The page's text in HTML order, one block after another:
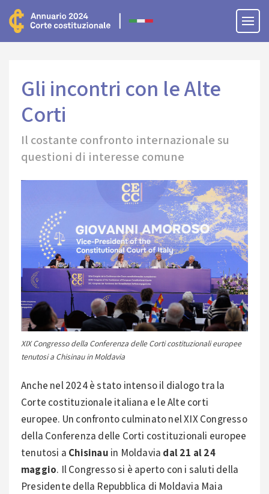
Gli incontri con le Alte
Corti
Il costante confronto internazionale su
questioni di interesse comune
XIX Congresso della Conferenza delle Corti costituzionali europee
tenutosi a Chisinau in Moldavia
Anche nel 2024 è stato intenso il dialogo tra la
Corte costituzionale italiana e le Alte corti
europee. Un confronto culminato nel XIX Congresso
della Conferenza delle Corti costituzionali europee
tenutosi a Chisinau in Moldavia dal 21 al 24
maggio. Il Congresso si è aperto con i saluti della
Presidente della Repubblica di Moldavia Maia